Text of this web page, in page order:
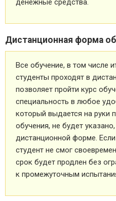
денежные средства.
Дистанционная форма
Все обучение, в том числе
студенты проходят в
позволяет пройти курс
специальность в любое
который выдается на руки
обучения, не будет
дистанционной форме.
студент не смог
срок будет продлен без
к промежуточным